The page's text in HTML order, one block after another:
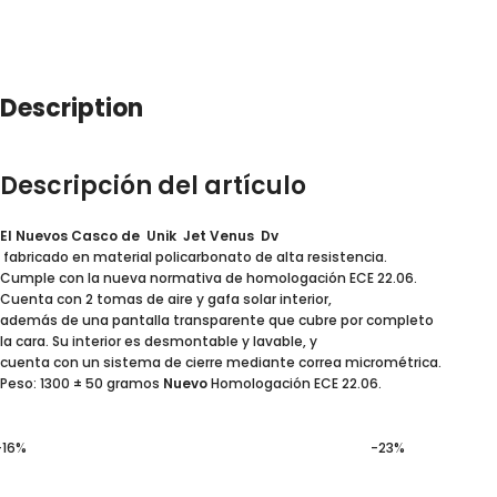
Description
Descripción del artículo
El Nuevos Casco de Unik Jet Venus Dv
fabricado en material policarbonato de alta resistencia.
Cumple con la nueva normativa de homologación ECE 22.06.
Cuenta con 2 tomas de aire y gafa solar interior,
además de una pantalla transparente que cubre por completo
la cara. Su interior es desmontable y lavable, y
cuenta con un sistema de cierre mediante correa micrométrica.
Peso: 1300 ± 50 gramos NuevoHomologación ECE 22.06.
-23%